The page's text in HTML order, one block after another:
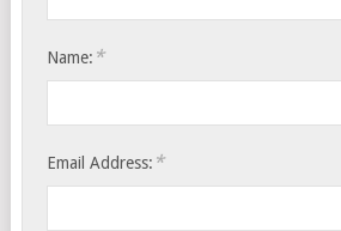
Name: *
Email Address: *